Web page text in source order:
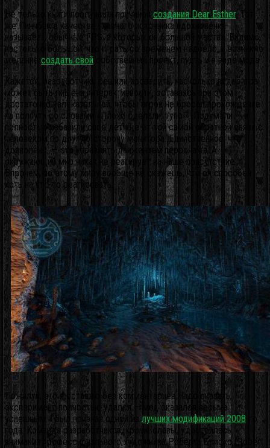
Не только книги послужили причиной создания Dear Esther. Тот
же Пинчбек в качестве главного источника вдохновения
называет… обычные FPS, в которых он большой мастак. Видимо,
настолько большой, что играть со временем надоело, и возникло
желание создать свой собственный проект, пусть и в виде мода.
Кажется, разработчики решили проверить, насколько видеоигра
может быть лишена интерактивности, оставаясь при этом
достаточно увлекательной, чтобы игрок не бросал прохождение
на полпути со словами «Плохо сделали, тупо!». Подумали — и
полностью избавили свое детище от той самой обратной связи с
человеком по другую сторону монитора. Единственное, что
дозволено, — это управлять движением персонажа. А
окружающий мир никак не реагирует на наше присутствие.
Впрочем, по этому миру вообще не скажешь, что он способен
хоть на что-то реагировать.
Пожалуй, это я оставлю без комментариев.Надо сказать,
эксперимент полностью удался — мод оказался весьма
успешным и был признан одной из лучших модификаций 2008 -го
года. Команда разработчиков, кроме славы, удостоилась
внимания профессионального художника Роберта Бриско (Robert